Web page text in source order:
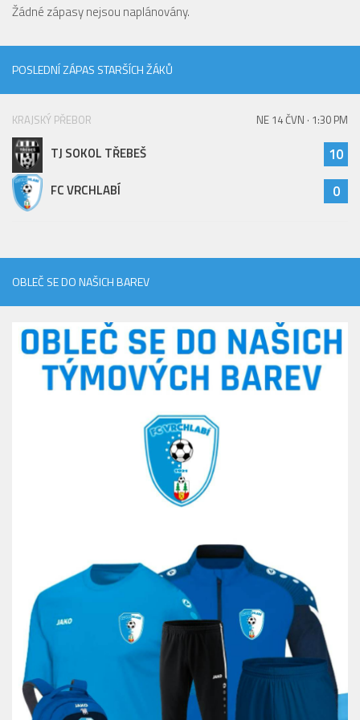
Žádné zápasy nejsou naplánovány.
POSLEDNÍ ZÁPAS STARŠÍCH ŽÁKŮ
KRAJSKÝ PŘEBOR NE 14 ČVN · 1:30 PM
TJ SOKOL TŘEBEŠ 10
FC VRCHLABÍ 0
OBLEČ SE DO NAŠICH BAREV